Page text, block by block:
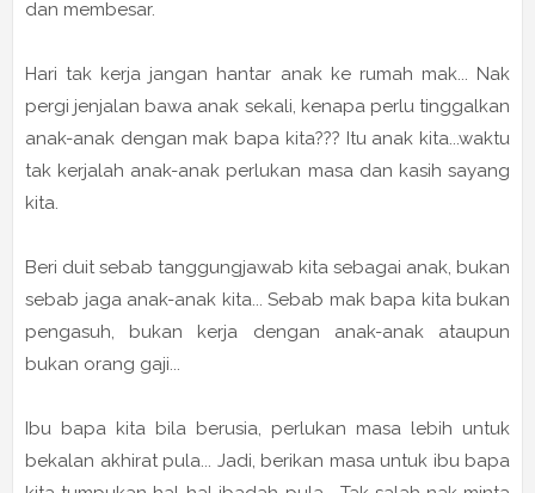
dan membesar.
Hari tak kerja jangan hantar anak ke rumah mak... Nak
pergi jenjalan bawa anak sekali, kenapa perlu tinggalkan
anak-anak dengan mak bapa kita??? Itu anak kita...waktu
tak kerjalah anak-anak perlukan masa dan kasih sayang
kita.
Beri duit sebab tanggungjawab kita sebagai anak, bukan
sebab jaga anak-anak kita... Sebab mak bapa kita bukan
pengasuh, bukan kerja dengan anak-anak ataupun
bukan orang gaji...
Ibu bapa kita bila berusia, perlukan masa lebih untuk
bekalan akhirat pula... Jadi, berikan masa untuk ibu bapa